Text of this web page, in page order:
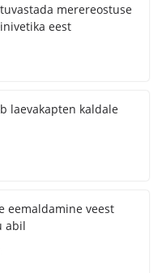
merereostuse
eest
laevakapten kaldale
eemaldamine veest
abil